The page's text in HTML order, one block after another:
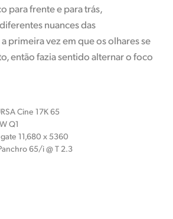
para frente e para trás,
nuances das
primeira vez em que os olhares se
então fazia sentido alternar o foco
Cine 17K 65
Q1
11,680 x 5360
65/i @ T 2.3